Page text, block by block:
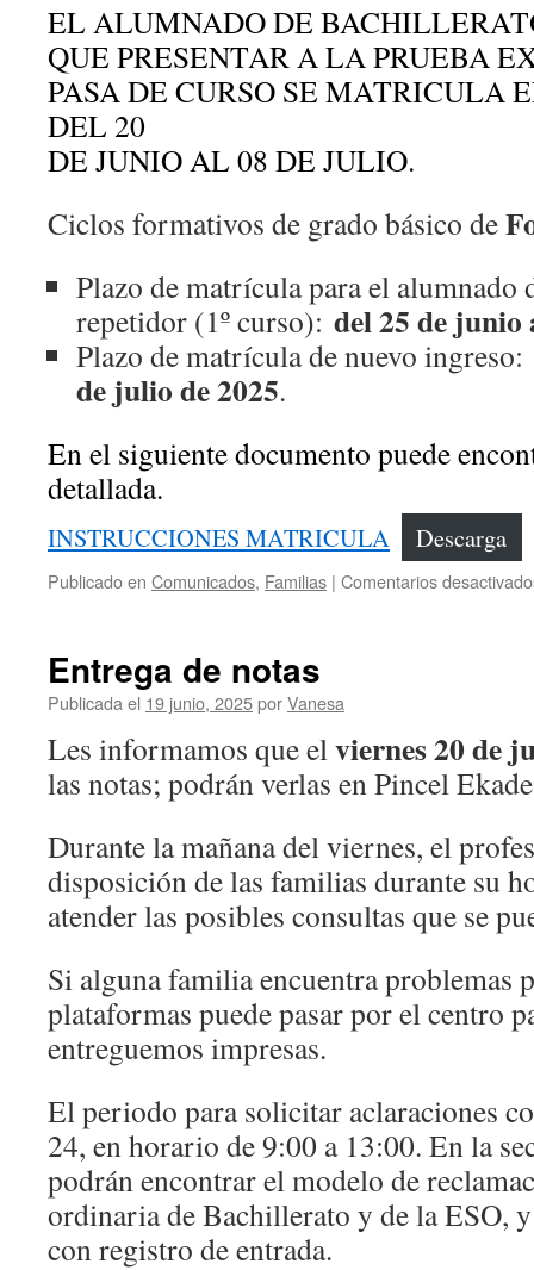
EL ALUMNADO DE
QUE PRESENTAR A LA PRUEBA
PASA DE CURSO SE MATRICULA
DEL 20
DE JUNIO AL 08 DE JULIO.
Ciclos formativos de grado básico de
Plazo de matrícula para el alumnado
repetidor (1º curso): del 25 de junio
Plazo de matrícula de nuevo ingreso:
de julio de 2025.
En el siguiente documento puede
detallada.
INSTRUCCIONES MATRICULA Descarga
Publicado en Comunicados, Familias | Comentarios
Entrega de notas
Publicada el 19 junio, 2025porVanesa
Les informamos que elviernes 20 de
las notas; podrán verlas en Pincel
Durante la mañana del viernes, el
disposición de las familias durante su
atender las posibles consultas que se
Si alguna familia encuentra problemas
plataformas puede pasar por el centro
entreguemos impresas.
El periodo para solicitar aclaraciones
24, en horario de 9:00 a 13:00. En la
podrán encontrar el modelo de
ordinaria de Bachillerato y de la ESO,
con registro de entrada.